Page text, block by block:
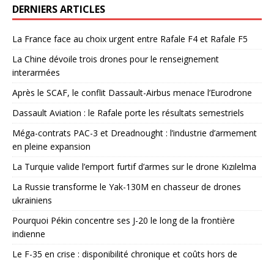
DERNIERS ARTICLES
La France face au choix urgent entre Rafale F4 et Rafale F5
La Chine dévoile trois drones pour le renseignement
interarmées
Après le SCAF, le conflit Dassault-Airbus menace l’Eurodrone
Dassault Aviation : le Rafale porte les résultats semestriels
Méga-contrats PAC-3 et Dreadnought : l’industrie d’armement
en pleine expansion
La Turquie valide l’emport furtif d’armes sur le drone Kızılelma
La Russie transforme le Yak-130M en chasseur de drones
ukrainiens
Pourquoi Pékin concentre ses J-20 le long de la frontière
indienne
Le F-35 en crise : disponibilité chronique et coûts hors de